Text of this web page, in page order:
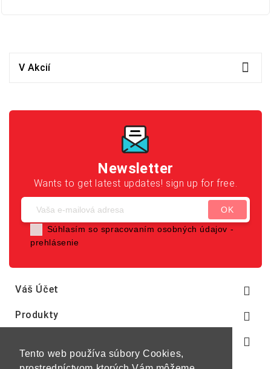
Tento web používa súbory Cookies,
V Akcií 
Newsletter
Wants to get latest updates! sign up for free.
Súhlasím so spracovaním osobných údajov -
prehlásenie
Váš Účet 
Produkty 
